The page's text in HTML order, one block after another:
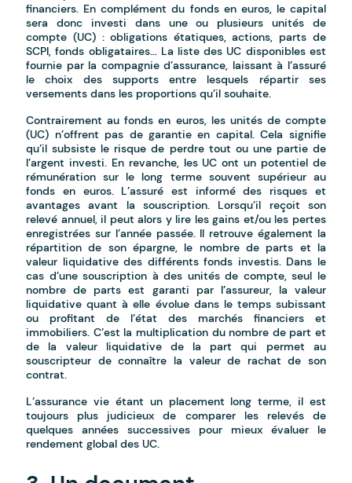
financiers. En complément du fonds en euros, le capital
sera donc investi dans une ou plusieurs unités de
compte (UC) : obligations étatiques, actions, parts de
SCPI, fonds obligataires… La liste des UC disponibles est
fournie par la compagnie d’assurance, laissant à l’assuré
le choix des supports entre lesquels répartir ses
versements dans les proportions qu’il souhaite.
Contrairement au fonds en euros, les unités de compte
(UC) n’offrent pas de garantie en capital. Cela signifie
qu’il subsiste le risque de perdre tout ou une partie de
l’argent investi. En revanche, les UC ont un potentiel de
rémunération sur le long terme souvent supérieur au
fonds en euros. L’assuré est informé des risques et
avantages avant la souscription. Lorsqu’il reçoit son
relevé annuel, il peut alors y lire les gains et/ou les pertes
enregistrées sur l’année passée. Il retrouve également la
répartition de son épargne, le nombre de parts et la
valeur liquidative des différents fonds investis. Dans le
cas d’une souscription à des unités de compte, seul le
nombre de parts est garanti par l’assureur, la valeur
liquidative quant à elle évolue dans le temps subissant
ou profitant de l’état des marchés financiers et
immobiliers. C’est la multiplication du nombre de part et
de la valeur liquidative de la part qui permet au
souscripteur de connaître la valeur de rachat de son
contrat.
L’assurance vie étant un placement long terme, il est
toujours plus judicieux de comparer les relevés de
quelques années successives pour mieux évaluer le
rendement global des UC.